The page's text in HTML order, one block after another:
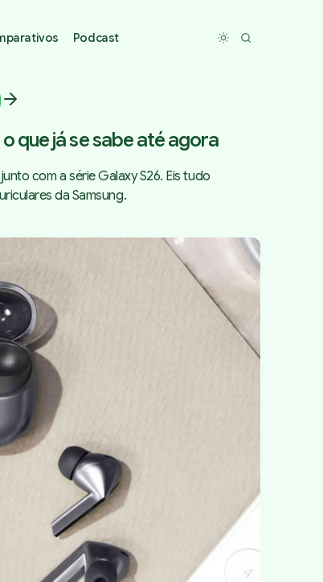
Podcast Toggle dark mode
que já se sabe até agora
com a série Galaxy S26. Eis tudo
da Samsung.